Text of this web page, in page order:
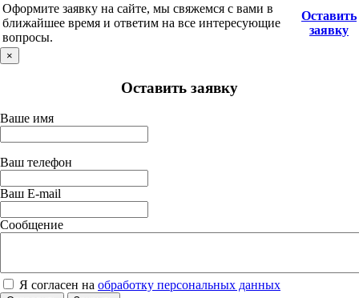
Оформите заявку на сайте, мы свяжемся с вами в
ближайшее время и ответим на все интересующие
вопросы.
Оставить
заявку
×
Оставить заявку
Ваше имя
Ваш телефон
Ваш E-mail
Сообщение
Я согласен на обработку персональных данных